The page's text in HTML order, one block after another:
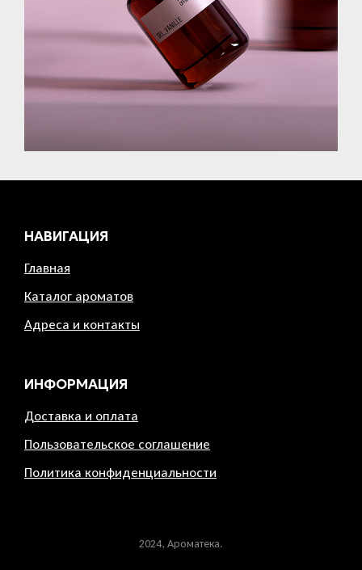
НАВИГАЦИЯ
Главная
Каталог ароматов
Адреса и контакты
ИНФОРМАЦИЯ
Доставка и оплата
Пользовательское соглашение
Политика конфиденциальности
2024, Ароматека.